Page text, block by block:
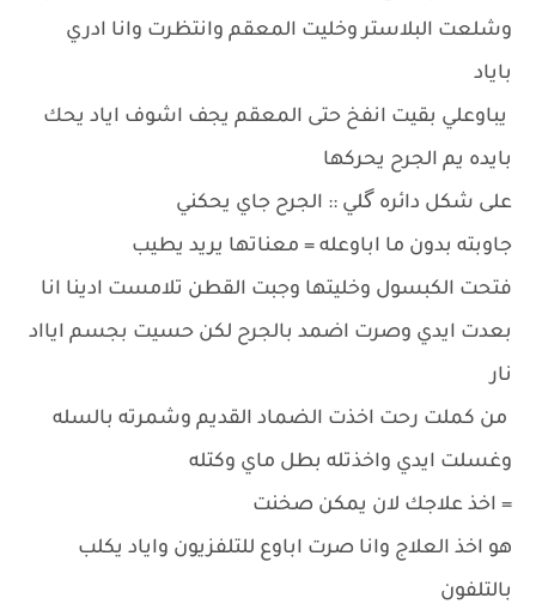
وشلعت البلاستر وخليت المعقم وانتظرت وانا ادري
باياد
يباوعلي بقيت انفخ حتى المعقم يجف اشوف اياد يحك
بايده يم الجرح يحركها
على شكل دائره گلي :: الجرح جاي يحكني
جاوبته بدون ما اباوعله = معناتها يريد يطيب
فتحت الكبسول وخليتها وجبت القطن تلامست ادينا انا
بعدت ايدي وصرت اضمد بالجرح لكن حسيت بجسم ايااد
نار
من كملت رحت اخذت الضماد القديم وشمرته بالسله
وغسلت ايدي واخذتله بطل ماي وكتله
= اخذ علاجك لان يمكن صخنت
هو اخذ العلاج وانا صرت اباوع للتلفزيون واياد يكلب
بالتلفون